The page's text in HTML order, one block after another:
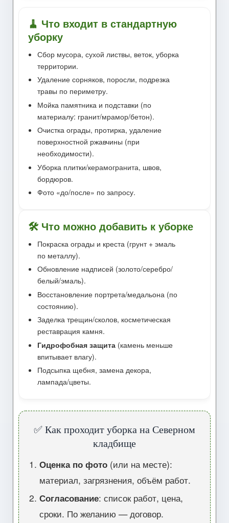
🧹 Что входит в стандартную
уборку
Сбор мусора, сухой листвы, веток, уборка
территории.
Удаление сорняков, поросли, подрезка
травы по периметру.
Мойка памятника и подставки (по
материалу: гранит/мрамор/бетон).
Очистка ограды, протирка, удаление
поверхностной ржавчины (при
необходимости).
Уборка плитки/керамогранита, швов,
бордюров.
Фото «до/после» по запросу.
🛠 Что можно добавить к уборке
Покраска ограды и креста (грунт + эмаль
по металлу).
Обновление надписей (золото/серебро/
белый/эмаль).
Восстановление портрета/медальона (по
состоянию).
Заделка трещин/сколов, косметическая
реставрация камня.
Гидрофобная защита (камень меньше
впитывает влагу).
Подсыпка щебня, замена декора,
лампада/цветы.
✅ Как проходит уборка на Северном
кладбище
Оценка по фото (или на месте):
материал, загрязнения, объём работ.
Согласование: список работ, цена,
сроки. По желанию — договор.